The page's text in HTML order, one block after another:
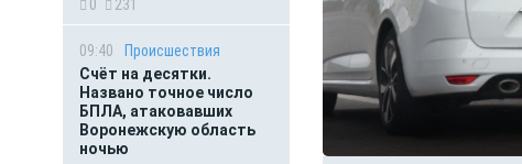
0
231
09:40
Происшествия
Счёт на десятки.
Названо точное число
БПЛА, атаковавших
Воронежскую область
ночью